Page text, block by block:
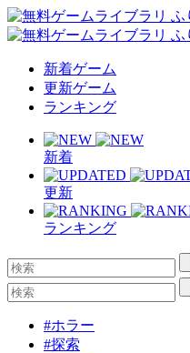
新着ゲーム
更新ゲーム
ランキング
新着
更新
ランキング
#ホラー
#探索